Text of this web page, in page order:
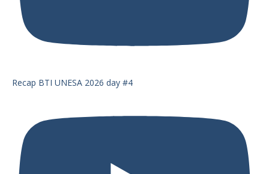
Recap BTI UNESA 2026 day #4